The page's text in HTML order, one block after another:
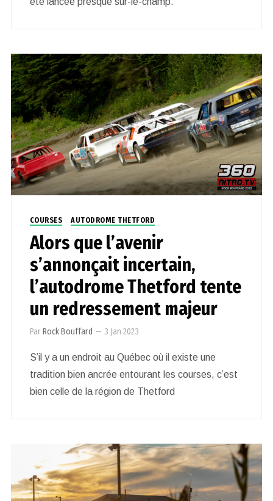
COURSES AUTODROME THETFORD
Alors que l’avenir
s’annonçait incertain,
l’autodrome Thetford tente
un redressement majeur
ParRock Bouffard — 3 Jan 2023
S’il y a un endroit au Québec où il existe une
tradition bien ancrée entourant les courses, c’est
bien celle de la région de Thetford